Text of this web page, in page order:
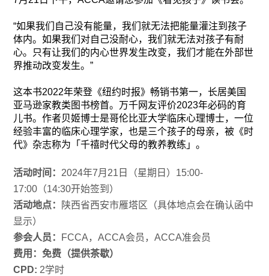
“如果我们自己没有能量，我们就无法把能量灌注到孩子
体内。如果我们对自己没耐心，我们就无法对孩子有耐
心。只有让我们的内心世界发生改变，我们才能在外部世
界推动改变发生。”
这本书2022年荣登《纽约时报》畅销书第一，长居美国
亚马逊家教类图书榜首。万千网友评价2023年必码的育
儿书。作者贝姬博士是哥伦比亚大学临床心理博士，一位
经验丰富的临床心理学家，也是三个孩子的母亲，被《时
代》杂志称为「千禧时代父母的教养教练」。
活动时间： 2024年7月21日（星期日）15:00-
17:00（14:30开始签到）
活动地点： 陕西省西安市雁塔区（具体地点会在确认函中
显示）
参会人员： FCCA，ACCA会员，ACCA准会员
费用：免费（提供茶歇）
CPD: 2学时